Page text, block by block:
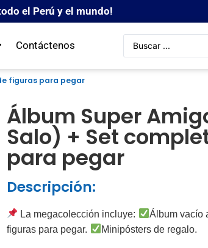
el Perú y el mundo!
Contáctenos
figuras para pegar
Álbum Super
Salo) + Set
para pegar
Descripción:
La megacolección incluye: Álbum vacío
figuras para pegar.
Minipósters de regalo.